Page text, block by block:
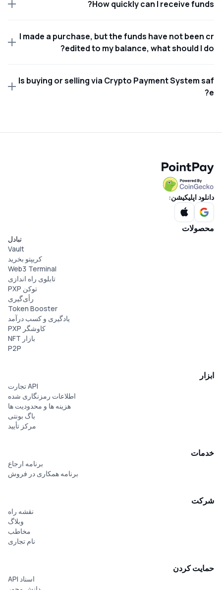
How quickly can I receive funds?
I made a purchase, but the funds have not been cr
edited to my balance, what should I do?
Is buying or selling via Crypto Payment System saf
e?
دانلود اپلیکیشن:
محصولات
تبادل
Vault
کریپتو بخرید
Web3 Terminal
تابلوی راه اندازی
توکن PXP
رأی‌گیری
Token Booster
یادگیری و کسب درآمد
کاوشگر PXP
بازار NFT
P2P
ابزار
API تجارت
اطلاعات رمزنگاری شده
هزینه ها و محدودیت ها
باگ بونتی
مرکز تأیید
خدمات
برنامه ارجاع
برنامه همکاری در فروش
شرکت
نقشه راه
وبلاگ
مخاطب
نام تجاری
حمایت کردن
اسناد API